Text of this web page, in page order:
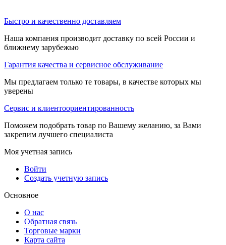
Быстро и качественно доставляем
Наша компания производит доставку по всей России и
ближнему зарубежью
Гарантия качества и сервисное обслуживание
Мы предлагаем только те товары, в качестве которых мы
уверены
Сервис и клиентоориентированность
Поможем подобрать товар по Вашему желанию, за Вами
закрепим лучшего специалиста
Моя учетная запись
Войти
Создать учетную запись
Основное
О нас
Обратная связь
Торговые марки
Карта сайта